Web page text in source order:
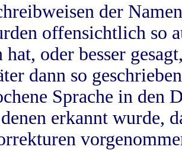
der
offensichtlich so
hat, oder besser
dann so
Sprache in
erkannt wurde,